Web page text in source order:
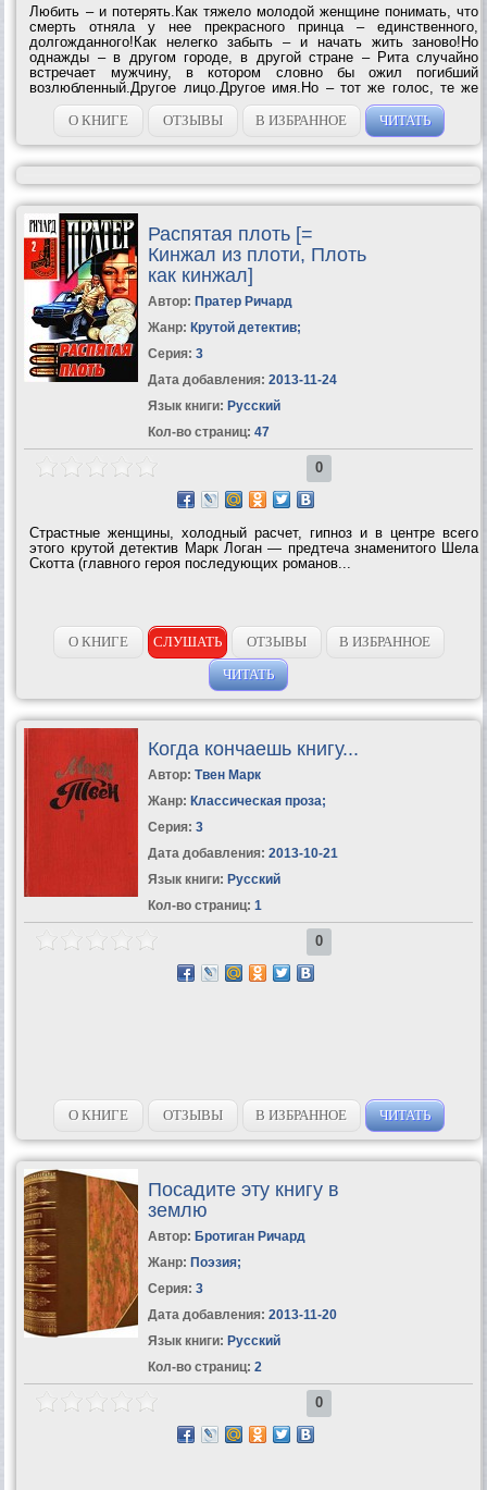
Любить – и потерять.Как тяжело молодой женщине понимать, что
смерть отняла у нее прекрасного принца – единственного,
долгожданного!Как нелегко забыть – и начать жить заново!Но
однажды – в другом городе, в другой стране – Рита случайно
встречает мужчину, в котором словно бы ожил погибший
возлюбленный.Другое лицо.Другое имя.Но – тот же голос, те же
манеры, мельчайшее сходство в каждом повороте головы…Что
это – чудо?Мистика?...
О КНИГЕ ОТЗЫВЫ В ИЗБРАННОЕ ЧИТАТЬ
Распятая плоть [=
Кинжал из плоти, Плоть
как кинжал]
Автор: Пратер Ричард
Жанр: Крутой детектив;
Серия: 3
Дата добавления: 2013-11-24
Язык книги: Русский
Кол-во страниц: 47
0
Страстные женщины, холодный расчет, гипноз и в центре всего
этого крутой детектив Марк Логан — предтеча знаменитого Шела
Скотта (главного героя последующих романов...
О КНИГЕ СЛУШАТЬ ОТЗЫВЫ
В ИЗБРАННОЕ
ЧИТАТЬ
Когда кончаешь книгу...
Автор: Твен Марк
Жанр: Классическая проза;
Серия: 3
Дата добавления: 2013-10-21
Язык книги: Русский
Кол-во страниц: 1
0
О КНИГЕ ОТЗЫВЫ В ИЗБРАННОЕ ЧИТАТЬ
Посадите эту книгу в
землю
Автор: Бротиган Ричард
Жанр: Поэзия;
Серия: 3
Дата добавления: 2013-11-20
Язык книги: Русский
Кол-во страниц: 2
0